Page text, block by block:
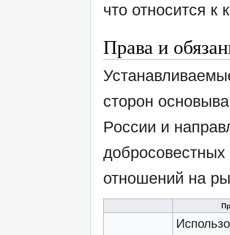
что относится
Права и
сторон
России и
отношений на